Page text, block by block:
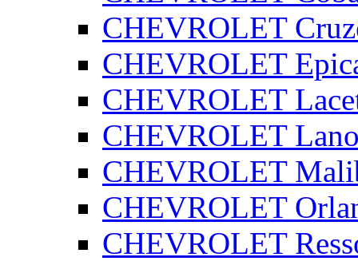
CHEVROLET
CHEVROLET
CHEVROLET
CHEVROLET
CHEVROLET
CHEVROLET
CHEVROLET